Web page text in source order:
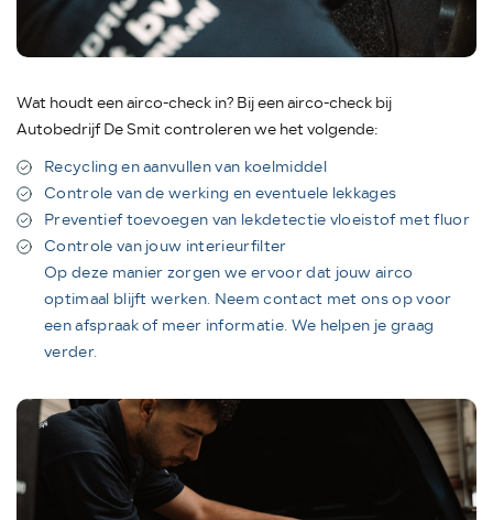
Wat houdt een airco-check in? Bij een airco-check bij
Autobedrijf De Smit controleren we het volgende:
Recycling en aanvullen van koelmiddel
Controle van de werking en eventuele lekkages
Preventief toevoegen van lekdetectie vloeistof met fluor
Controle van jouw interieurfilter
Op deze manier zorgen we ervoor dat jouw airco
optimaal blijft werken. Neem contact met ons op voor
een afspraak of meer informatie. We helpen je graag
verder.